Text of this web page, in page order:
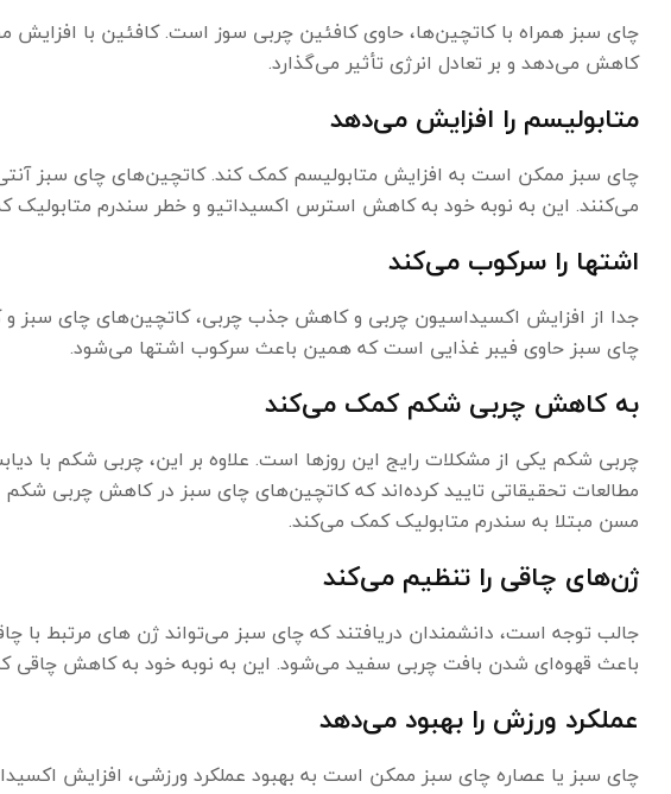
چای سبز همراه با کاتچین‌ها، حاوی کافئین چربی سوز است. کافئین با افزایش
کاهش می‌دهد و بر تعادل انرژی تأثیر می‌گذارد.
متابولیسم را افزایش می‌دهد
چای سبز ممکن است به افزایش متابولیسم کمک کند. کاتچین‌های چای سبز
می‌کنند. این به نوبه خود به کاهش استرس اکسیداتیو و خطر سندرم متابولیک
اشتها را سرکوب می‌کند
جدا از افزایش اکسیداسیون چربی و کاهش جذب چربی، کاتچین‌های چای سبز و
چای سبز حاوی فیبر غذایی است که همین باعث سرکوب اشتها می‌شود.
به کاهش چربی شکم کمک می‌کند
چربی شکم یکی از مشکلات رایج این روزها است. علاوه بر این، چربی شکم با
مطالعات تحقیقاتی تایید کرده‌اند که کاتچین‌های چای سبز در کاهش چربی
مسن مبتلا به سندرم متابولیک کمک می‌کند.
ژن‌های چاقی را تنظیم می‌کند
جالب توجه است، دانشمندان دریافتند که چای سبز می‌تواند ژن های مرتبط با
باعث قهوه‌ای شدن بافت چربی سفید می‌شود. این به نوبه خود به کاهش چاقی
عملکرد ورزش را بهبود می‌دهد
چای سبز یا عصاره چای سبز ممکن است به بهبود عملکرد ورزشی، افزایش